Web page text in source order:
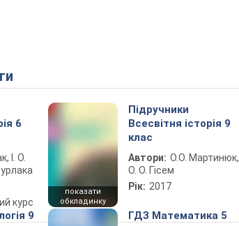
6
І. О.
курс
показати
обкладинку
Підручники
Всесвітня історія 9
клас
Автори: О.О. Мартинюк,
О. О. Гісем
Рік: 2017
9
ГДЗ Математика 5